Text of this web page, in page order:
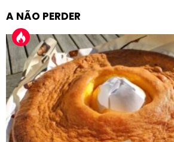
A NÃO PERDER